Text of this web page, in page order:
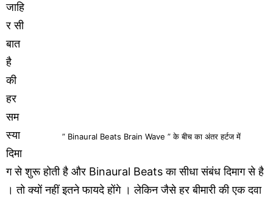
” Binaural Beats Brain Wave ” के बीच का अंतर हर्टज में
जाहि
र सी
बात
है
की
हर
सम
स्या
दिमा
ग से शुरू होती है और Binaural Beats का सीधा संबंध दिमाग से है
। तो क्यों नहीं इतने फायदे होंगे । लेकिन जैसे हर बीमारी की एक दवा